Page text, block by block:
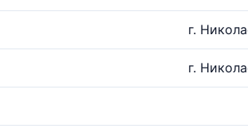
г.
г.